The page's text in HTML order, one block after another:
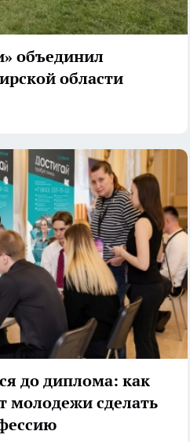
объединил
области
до диплома: как
молодежи сделать